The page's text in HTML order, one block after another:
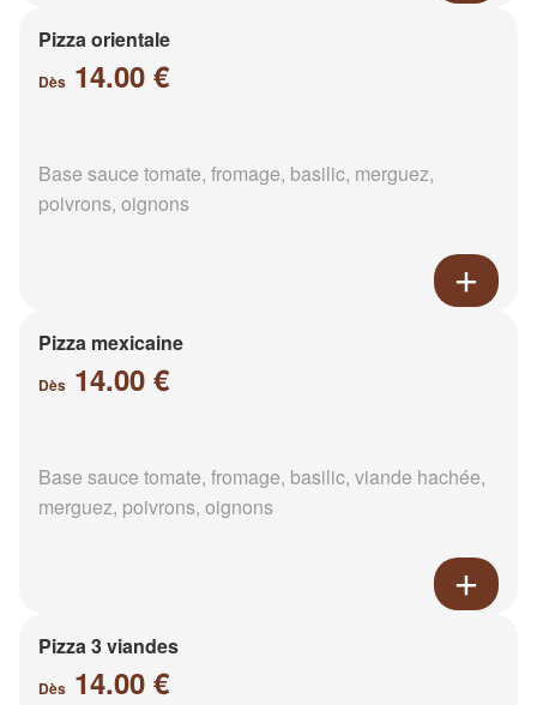
Pizza orientale
Dès 14.00 €
Base sauce tomate, fromage, basilic, merguez,
poivrons, oignons
Pizza mexicaine
Dès 14.00 €
Base sauce tomate, fromage, basilic, viande hachée,
merguez, poivrons, oignons
Pizza 3 viandes
Dès 14.00 €